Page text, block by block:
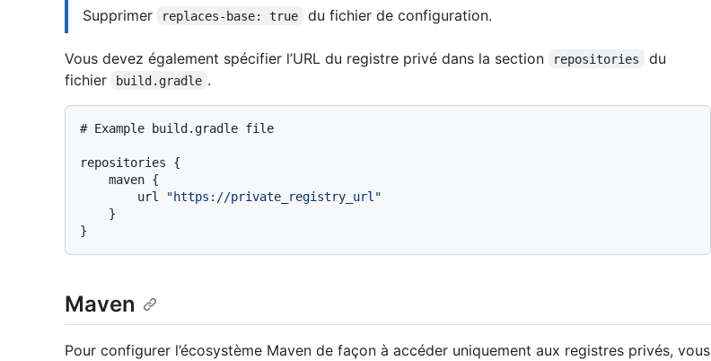
Supprimer
replaces-base: true du fichier de configuration.
Vous devez également spécifier l’URL du registre privé dans la section repositories
du
fichier
build.gradle .
# Example build.gradle file
repositories {
        url
"https://private_registry_url"
Maven
Pour configurer l’écosystème Maven de façon à accéder uniquement aux registres privés, vous